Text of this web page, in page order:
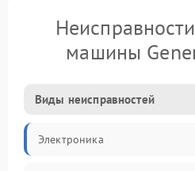
машины
Виды неисправностей
Электроника